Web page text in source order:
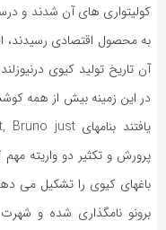
به محصول اقتصادی رسیدند،
آن تاریخ تولید کیوی
در این زمینه بیش از همه
پرورش و تکثیر دو واریته
باغهای کیوی را تشکیل می
برونو نامگذاری شده و